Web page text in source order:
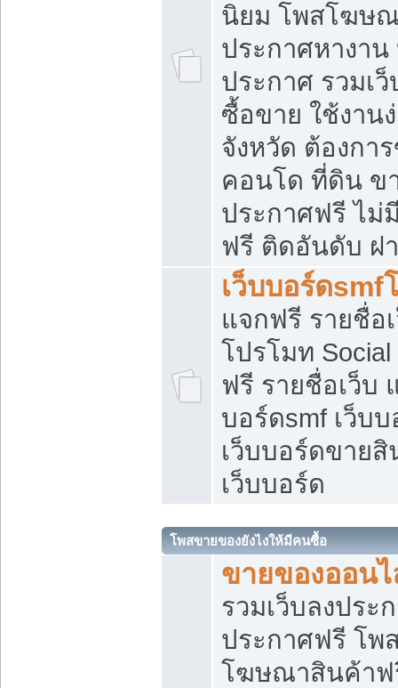
นิยม โพสโฆษ
ประกาศหางาน
ประกาศ รวมเ
ซื้อขาย ใช้งาน
จังหวัด ต้องกา
คอนโด ที่ดิน ข
ประกาศฟรี ไม่
ฟรี ติดอันดับ ฝ
เว็บบอร์ดsmf
แจกฟรี รายชื่อ
โปรโมท
ฟรี รายชื่อเว็บ
บอร์ดsmf เว็บ
เว็บบอร์ดขาย
เว็บบอร์ด
โพสขายของยังไงให้มีคนซื้อ
ขายของออน
รวมเว็บลงประ
ประกาศฟรี โพ
โฆษณาสินค้าฟ